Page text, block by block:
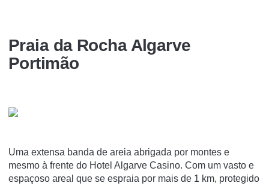
Praia da Rocha Algarve
Portimão
Uma extensa banda de areia abrigada por montes e
mesmo à frente do Hotel Algarve Casino. Com um vasto e
espaçoso areal que se espraia por mais de 1 km, protegido